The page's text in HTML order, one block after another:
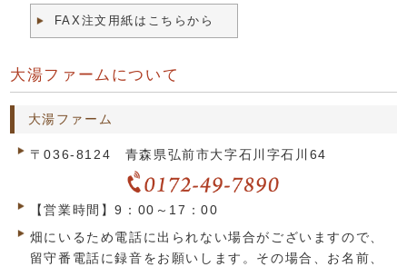
FAX注文用紙はこちらから
大湯ファームについて
大湯ファーム
〒036-8124 青森県弘前市大字石川字石川64
【営業時間】9：00～17：00
畑にいるため電話に出られない場合がございますので、
留守番電話に録音をお願いします。その場合、お名前、